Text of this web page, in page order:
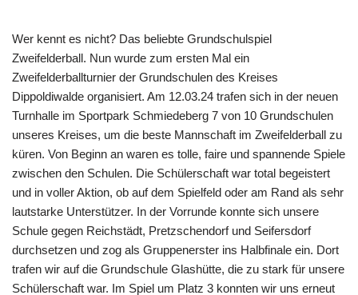
Wer kennt es nicht? Das beliebte Grundschulspiel
Zweifelderball. Nun wurde zum ersten Mal ein
Zweifelderballturnier der Grundschulen des Kreises
Dippoldiwalde organisiert. Am 12.03.24 trafen sich in der neuen
Turnhalle im Sportpark Schmiedeberg 7 von 10 Grundschulen
unseres Kreises, um die beste Mannschaft im Zweifelderball zu
küren. Von Beginn an waren es tolle, faire und spannende Spiele
zwischen den Schulen. Die Schülerschaft war total begeistert
und in voller Aktion, ob auf dem Spielfeld oder am Rand als sehr
lautstarke Unterstützer. In der Vorrunde konnte sich unsere
Schule gegen Reichstädt, Pretzschendorf und Seifersdorf
durchsetzen und zog als Gruppenerster ins Halbfinale ein. Dort
trafen wir auf die Grundschule Glashütte, die zu stark für unsere
Schülerschaft war. Im Spiel um Platz 3 konnten wir uns erneut